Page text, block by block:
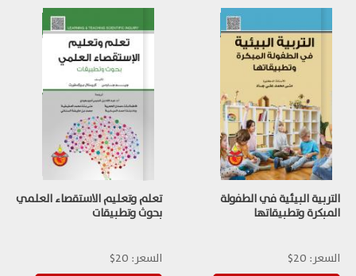
التربية البيئية في الطفولة
المبكرة وتطبيقاتها
السعر: 20$
تعلم وتعليم الاستقصاء العلمي
بحوث وتطبيقات
السعر: 20$